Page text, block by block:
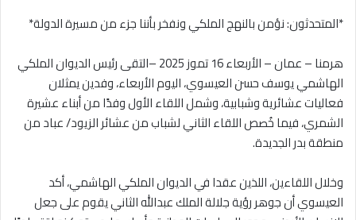
*المتحدثون: نؤمن بالنهج الملكي ونفخر بأننا جزء من مسيرة الدولة*
هرمنا – عمان – الأربعاء 16 تموز 2025 –التقى رئيس الديوان الملكي
الهاشمي يوسف حسن العيسوي، اليوم الأربعاء، وفدين يمثلان
فعاليات عشائرية وشبابية، وشمل اللقاء الأول وفدًا من أبناء عشيرة
الشمري، فيما خُصص اللقاء الثاني لشباب من عشائر الزيود/ عباد من
منطقة بدر الجديدة.
وخلال اللقاءين، اللذين عقدا في الديوان الملكي الهاشمي، أكد
العيسوي أن جوهر رؤية جلالة الملك عبدالله الثاني يقوم على جعل